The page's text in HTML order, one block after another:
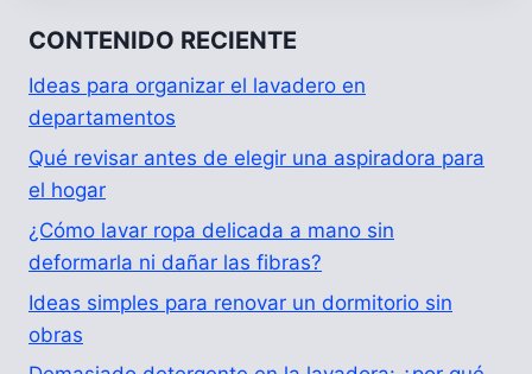
CONTENIDO RECIENTE
Ideas para organizar el lavadero en
departamentos
Qué revisar antes de elegir una aspiradora para
el hogar
¿Cómo lavar ropa delicada a mano sin
deformarla ni dañar las fibras?
Ideas simples para renovar un dormitorio sin
obras